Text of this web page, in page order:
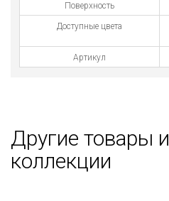
Поверхность
Доступные цвета
Артикул
Другие товары
коллекции